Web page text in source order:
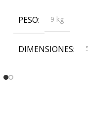
PESO 9 kg
DIMENSIONES